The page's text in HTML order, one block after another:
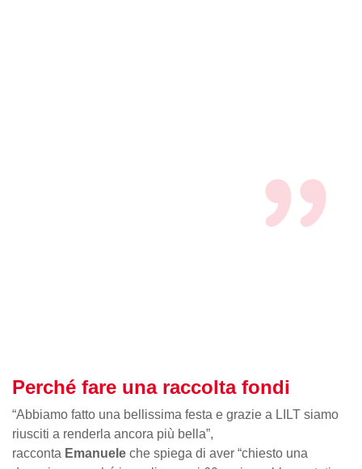
Perché fare una raccolta fondi
“Abbiamo fatto una bellissima festa e grazie a LILT siamo
riusciti a renderla ancora più bella”,
racconta Emanuele che spiega di aver “chiesto una